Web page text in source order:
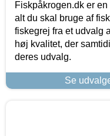
Fiskpåkrogen.dk er
alt du skal bruge af
fiskegrej fra et udvalg
høj kvalitet, der
deres udvalg.
Se